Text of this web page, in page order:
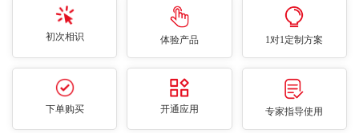
初次相识 体验产品 1对1定制方案
下单购买 开通应用 专家指导使用